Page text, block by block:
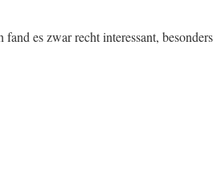
es zwar recht interessant, besonders